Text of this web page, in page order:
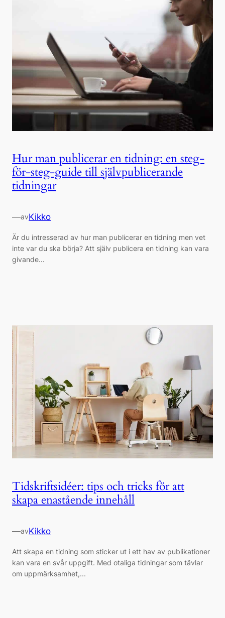
Hur man publicerar en tidning: en steg-
för-steg-guide till självpublicerande
tidningar
—avKikko
Är du intresserad av hur man publicerar en tidning men vet
inte var du ska börja? Att själv publicera en tidning kan vara
givande...
Tidskriftsidéer: tips och tricks för att
skapa enastående innehåll
—avKikko
Att skapa en tidning som sticker ut i ett hav av publikationer
kan vara en svår uppgift. Med otaliga tidningar som tävlar
om uppmärksamhet,...